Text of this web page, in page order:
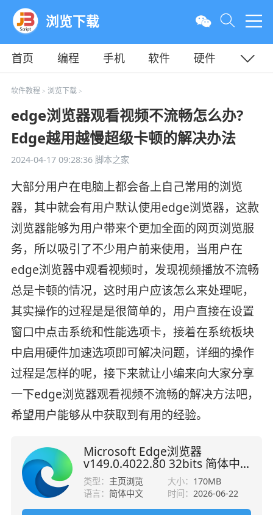
浏览下载
首页 编程 手机 软件
硬件
教程
平面
软件教程 > 浏览下载>
edge浏览器观看视频不流畅怎么办?
Edge越用越慢超级卡顿的解决办法
2024-04-17 09:28:36脚本之家
大部分用户在电脑上都会备上自己常用的浏览
器，其中就会有用户默认使用edge浏览器，这款
浏览器能够为用户带来个更加全面的网页浏览服
务，所以吸引了不少用户前来使用，当用户在
edge浏览器中观看视频时，发现视频播放不流畅
总是卡顿的情况，这时用户应该怎么来处理呢，
其实操作的过程是是很简单的，用户直接在设置
窗口中点击系统和性能选项卡，接着在系统板块
中启用硬件加速选项即可解决问题，详细的操作
过程是怎样的呢，接下来就让小编来向大家分享
一下edge浏览器观看视频不流畅的解决方法吧，
希望用户能够从中获取到有用的经验。
Microsoft Edge浏览器
v149.0.4022.80 32bits 简体中
文官方版
类型： 主页浏览 大小： 170MB
语言： 简体中文 时间： 2026-06-22